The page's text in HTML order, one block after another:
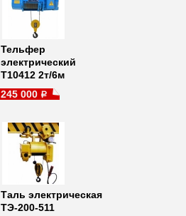
Тельфер
электрический
Т10412 2т/6м
245 000 a
Таль электрическая
ТЭ-200-511